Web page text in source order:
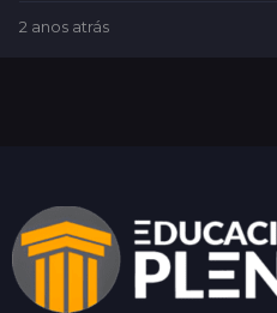
2 anos atrás
s